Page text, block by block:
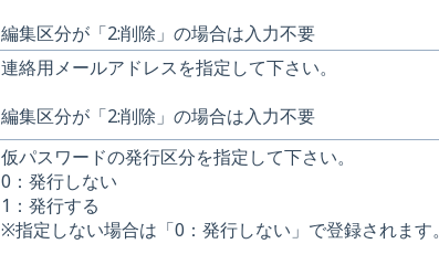
編集区分が「2:削除」の場合は入力不要
連絡用メールアドレスを指定して下さい。
編集区分が「2:削除」の場合は入力不要
仮パスワードの発行区分を指定して下さい。
0：発行しない
1：発行する
※指定しない場合は「0：発行しない」で登録されます。